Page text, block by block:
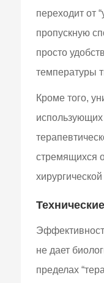
переходит от
пропускную
просто
температуры
Кроме того,
использующих
стремящихся
не дает
пределах